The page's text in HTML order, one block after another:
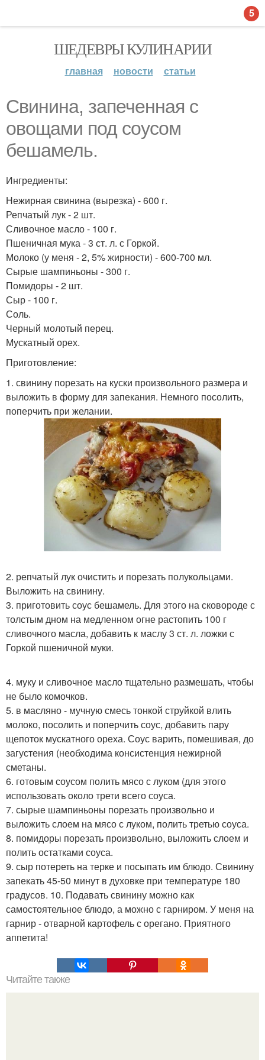
ШЕДЕВРЫ КУЛИНАРИИ
главная новости статьи
Свинина, запеченная с
овощами под соусом
бешамель.
Ингредиенты:
Нежирная свинина (вырезка) - 600 г.
Репчатый лук - 2 шт.
Сливочное масло - 100 г.
Пшеничная мука - 3 ст. л. с Горкой.
Молоко (у меня - 2, 5% жирности) - 600-700 мл.
Сырые шампиньоны - 300 г.
Помидоры - 2 шт.
Сыр - 100 г.
Соль.
Черный молотый перец.
Мускатный орех.
Приготовление:
1. свинину порезать на куски произвольного размера и
выложить в форму для запекания. Немного посолить,
поперчить при желании.
2. репчатый лук очистить и порезать полукольцами.
Выложить на свинину.
3. приготовить соус бешамель. Для этого на сковороде с
толстым дном на медленном огне растопить 100 г
сливочного масла, добавить к маслу 3 ст. л. ложки с
Горкой пшеничной муки.
4. муку и сливочное масло тщательно размешать, чтобы
не было комочков.
5. в масляно - мучную смесь тонкой струйкой влить
молоко, посолить и поперчить соус, добавить пару
щепоток мускатного ореха. Соус варить, помешивая, до
загустения (необходима консистенция нежирной
сметаны.
6. готовым соусом полить мясо с луком (для этого
использовать около трети всего соуса.
7. сырые шампиньоны порезать произвольно и
выложить слоем на мясо с луком, полить третью соуса.
8. помидоры порезать произвольно, выложить слоем и
полить остатками соуса.
9. сыр потереть на терке и посыпать им блюдо. Свинину
запекать 45-50 минут в духовке при температуре 180
градусов. 10. Подавать свинину можно как
самостоятельное блюдо, а можно с гарниром. У меня на
гарнир - отварной картофель с орегано. Приятного
аппетита!
Читайте также
5